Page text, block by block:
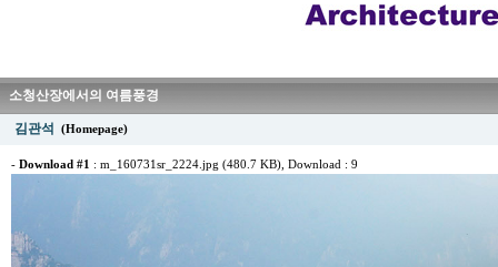
소청산장에서의 여름풍경
김관석 (Homepage)
- Download #1 : m_160731sr_2224.jpg (480.7 KB) , Download : 9